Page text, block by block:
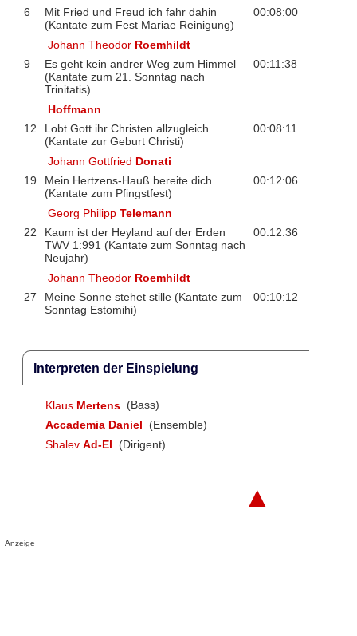
6
Mit Fried und Freud ich fahr dahin
(Kantate zum Fest Mariae Reinigung)
00:08:00
Johann Theodor Roemhildt
9
Es geht kein andrer Weg zum Himmel
(Kantate zum 21. Sonntag nach
Trinitatis)
00:11:38
Hoffmann
12
Lobt Gott ihr Christen allzugleich
(Kantate zur Geburt Christi)
00:08:11
Johann Gottfried Donati
19
Mein Hertzens-Hauß bereite dich
(Kantate zum Pfingstfest)
00:12:06
Georg PhilippTelemann
22
Kaum ist der Heyland auf der Erden
TWV 1:991 (Kantate zum Sonntag nach
Neujahr)
00:12:36
Johann Theodor Roemhildt
27
Meine Sonne stehet stille (Kantate zum
Sonntag Estomihi)
00:10:12
Interpreten der Einspielung
Klaus Mertens (Bass)
Accademia Daniel
(Ensemble)
Shalev Ad-El (Dirigent)
▲
Anzeige